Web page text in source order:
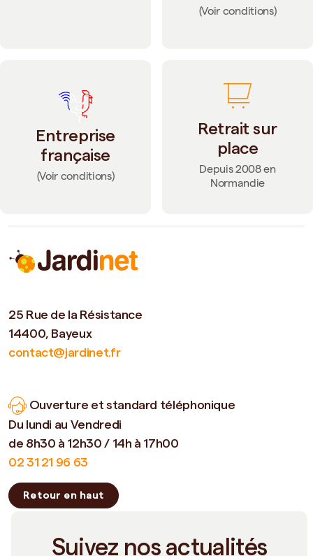
(Voir conditions)
Entreprise
française
(Voir conditions)
Retrait sur
place
Depuis 2008 en
Normandie
25 Rue de la Résistance
14400, Bayeux
contact@jardinet.fr
Ouverture et standard téléphonique
Du lundi au Vendredi
de 8h30 à 12h30 / 14h à 17h00
02 31 21 96 63
Retour en haut
Suivez nos actualités